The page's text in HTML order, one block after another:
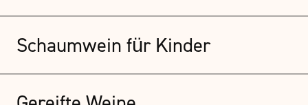
Schaumwein für Kinder